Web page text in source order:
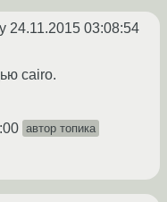
24.11.2015 03:08:54
cairo.
автор топика